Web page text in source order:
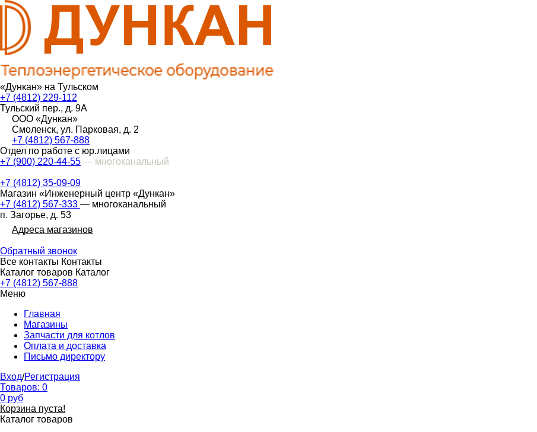
«Дункан» на Тульском
+7 (4812) 229-112
Тульский пер., д. 9А
ООО «Дункан»
Смоленск, ул. Парковая, д. 2
+7 (4812) 567-888
Отдел по работе с юр.лицами
+7 (900) 220-44-55 — многоканальный
+7 (4812) 35-09-09
Магазин «Инженерный центр «Дункан»
+7 (4812) 567-333 — многоканальный
п. Загорье, д. 53
Адреса магазинов
Обратный звонок
Все контакты Контакты
Каталог товаров Каталог
+7 (4812) 567-888
Меню
Главная
Магазины
Запчасти для котлов
Оплата и доставка
Письмо директору
Вход/Регистрация
Товаров: 0
0 руб
Корзина пуста!
Каталог товаров